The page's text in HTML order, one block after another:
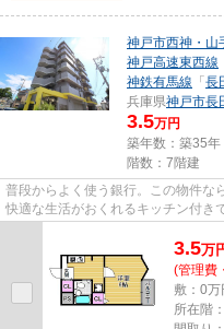
神戸市西神・山
神戸高速東西線
神鉄有馬線 「 長
兵庫県神戸市長
3.5万円
築年数：築35年
階数：7階建
普段からよく使う銀行。この物件
快適な生活がおくれるキッチン付
3.5万
(管理費
敷：0万
所在階